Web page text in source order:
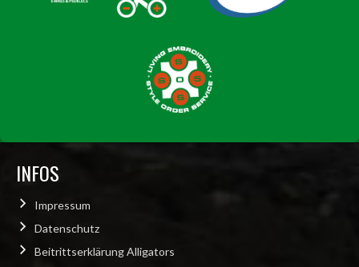
INFOS
Impressum
Datenschutz
Beitrittserklärung Alligators